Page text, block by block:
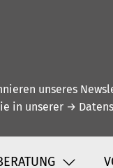
unseres
in unserer →